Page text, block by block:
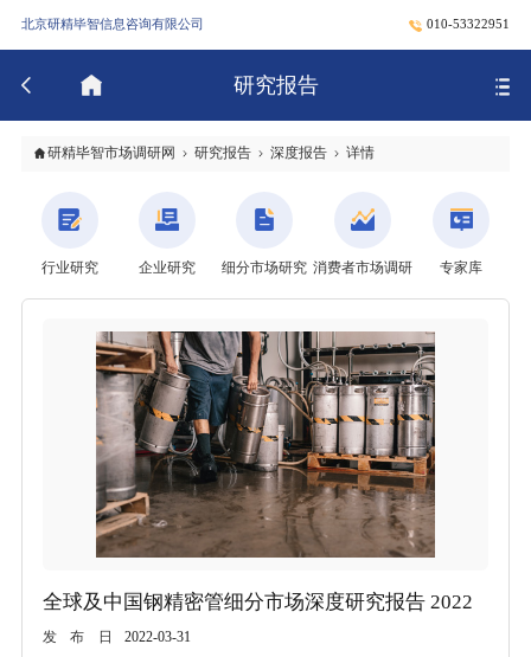
北京研精毕智信息咨询有限公司 010-53322951
研究报告
研精毕智市场调研网 研究报告 深度报告 详情
行业研究 企业研究 细分市场研究 消费者市场调研 专家库
全球及中国钢精密管细分市场深度研究报告 2022
发布日
2022-03-31